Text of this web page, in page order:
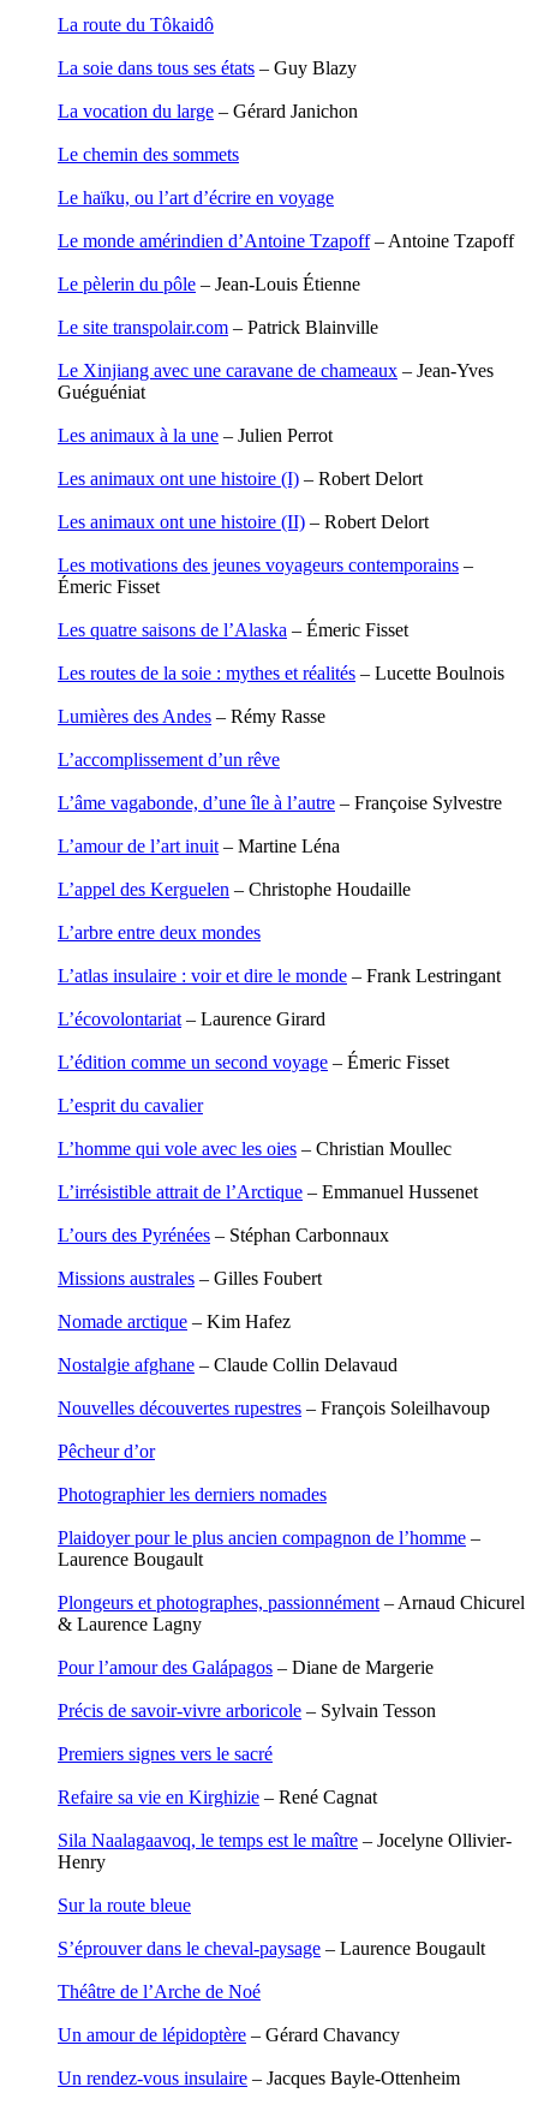
Garde François
Gauthier Yves
Gendre Florence
Gilbert Frédéric
Goisque Thomas
Gras Cédric
Guéguéniat Jean-Yves
Guillemot Agnès
Guyon Élizabeth
Haegy Jean-Marie
Halluin Bruno d’
Harvey James
Hervouët Tifenn
Hussain Fawaz
Hussenet Emmanuel
Jacq Marie-Claire
Janichon Gérard
Klein Julie
Klvana Ilya
La Brosse Gaële de
Lacarrière Jacques
Lagny Laurence
Lamotte Aymeric de
Lanouguère-Bruneau Virginie
Lautier-Gaud Jean
Leblanc Léopoldine
Lebrun Alain
Lelièvre Olivier
Lemonnier Philippe
Lodoidamba Chadraabalyn
Loquet Denis
Luzzatto-Béjanin Béatrice
Marcel Patrick
Mathé Brian
Miollis Bertrand de
Monchaud Morgan
Moullec Christian
Muller Victor
Neyroud Michel
Nicolas Philippe
Noacco Cristina
Nodet Mariette
Ollivier-Henry Jocelyne
Pacquier Thierry
Pastureau Jean
Peltier Julien
Pitiot Michaël
Plane Alice
Poncins Gontran de
Poussin Alexandre
La route du Tôkaidô
La soie dans tous ses états – Guy Blazy
La vocation du large – Gérard Janichon
Le chemin des sommets
Le haïku, ou l’art d’écrire en voyage
Le monde amérindien d’Antoine Tzapoff– Antoine Tzapoff
Le pèlerin du pôle – Jean-Louis Étienne
Le site transpolair.com – Patrick Blainville
Le Xinjiang avec une caravane de chameaux – Jean-Yves
Guéguéniat
Les animaux à la une – Julien Perrot
Les animaux ont une histoire (I) – Robert Delort
Les animaux ont une histoire (II) – Robert Delort
Les motivations des jeunes voyageurs contemporains –
Émeric Fisset
Les quatre saisons de l’Alaska – Émeric Fisset
Les routes de la soie : mythes et réalités – Lucette Boulnois
Lumières des Andes – Rémy Rasse
L’accomplissement d’un rêve
L’âme vagabonde, d’une île à l’autre – Françoise Sylvestre
L’amour de l’art inuit – Martine Léna
L’appel des Kerguelen – Christophe Houdaille
L’arbre entre deux mondes
L’atlas insulaire : voir et dire le monde – Frank Lestringant
L’écovolontariat – Laurence Girard
L’édition comme un second voyage – Émeric Fisset
L’esprit du cavalier
L’homme qui vole avec les oies – Christian Moullec
L’irrésistible attrait de l’Arctique – Emmanuel Hussenet
L’ours des Pyrénées – Stéphan Carbonnaux
Missions australes – Gilles Foubert
Nomade arctique – Kim Hafez
Nostalgie afghane – Claude Collin Delavaud
Nouvelles découvertes rupestres – François Soleilhavoup
Pêcheur d’or
Photographier les derniers nomades
Plaidoyer pour le plus ancien compagnon de l’homme –
Laurence Bougault
Plongeurs et photographes, passionnément – Arnaud Chicurel
& Laurence Lagny
Pour l’amour des Galápagos – Diane de Margerie
Précis de savoir-vivre arboricole – Sylvain Tesson
Premiers signes vers le sacré
Refaire sa vie en Kirghizie – René Cagnat
Sila Naalagaavoq, le temps est le maître – Jocelyne Ollivier-
Henry
Sur la route bleue
S’éprouver dans le cheval-paysage – Laurence Bougault
Théâtre de l’Arche de Noé
Un amour de lépidoptère – Gérard Chavancy
Un rendez-vous insulaire – Jacques Bayle-Ottenheim